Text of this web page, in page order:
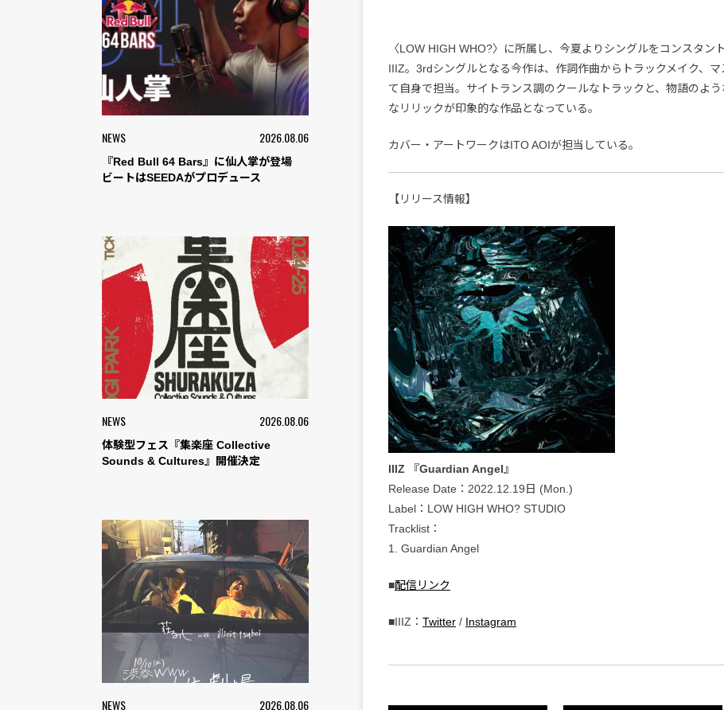
NEWS 2026.08.06
『Red Bull 64 Bars』に仙人掌が登場
ビートはSEEDAがプロデュース
NEWS 2026.08.06
体験型フェス『集楽座 Collective
Sounds & Cultures』開催決定
NEWS 2026.08.06
〈LOW HIGH WHO?〉に所属し、今夏よりシングルをコンスタン
IIIZ。3rdシングルとなる今作は、作詞作曲からトラックメイク、
て自身で担当。サイトランス調のクールなトラックと、物語のよ
なリリックが印象的な作品となっている。
カバー・アートワークはITO AOIが担当している。
【リリース情報】
IIIZ 『Guardian Angel』
Release Date：2022.12.19日 (Mon.)
Label：LOW HIGH WHO? STUDIO
Tracklist：
1. Guardian Angel
■配信リンク
■IIIZ： Twitter / Instagram